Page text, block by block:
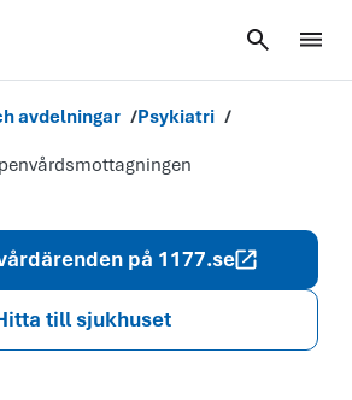
avdelningar
Psykiatri
på 1177.se
till sjukhuset